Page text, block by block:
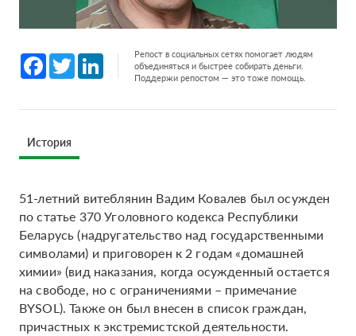
Facebook
Twitter LinkedInРепост в социальных сетях помогает людям
объединяться и быстрее собирать деньги.
Поддержи репостом — это тоже помощь.
История
51-летний витеблянин Вадим Ковалев был осужден
по статье 370 Уголовного кодекса Республики
Беларусь (надругательство над государственными
символами) и приговорен к 2 годам «домашней
химии» (вид наказания, когда осужденный остается
на свободе, но с ограничениями – примечание
BYSOL). Также он был внесен в список граждан,
причастных к экстремистской деятельности.